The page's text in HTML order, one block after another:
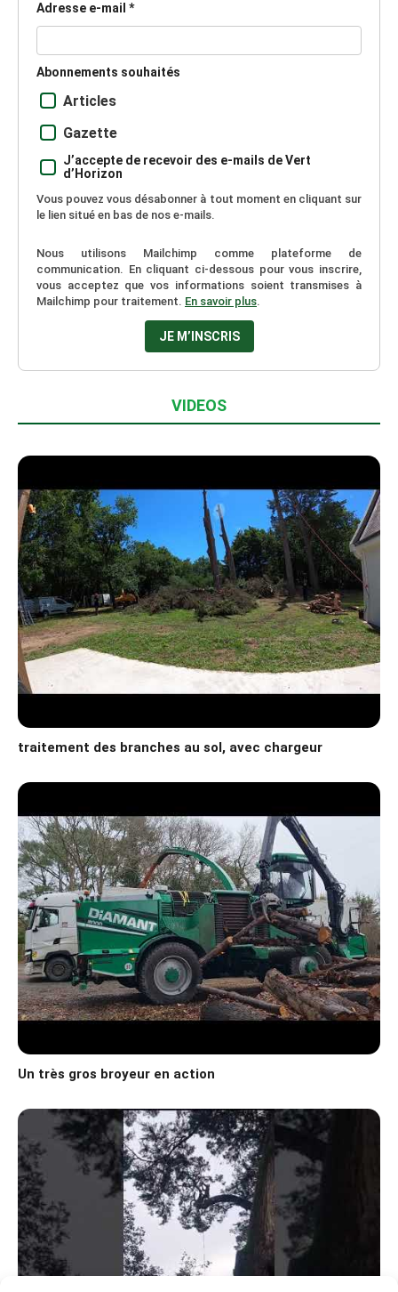
Adresse e-mail *
Abonnements souhaités
Articles
Gazette
J’accepte de recevoir des e-mails de Vert
d’Horizon
Vous pouvez vous désabonner à tout moment en cliquant sur
le lien situé en bas de nos e-mails.
Nous utilisons Mailchimp comme plateforme de
communication. En cliquant ci-dessous pour vous inscrire,
vous acceptez que vos informations soient transmises à
Mailchimp pour traitement. En savoir plus.
VIDEOS
traitement des branches au sol, avec chargeur
Un très gros broyeur en action